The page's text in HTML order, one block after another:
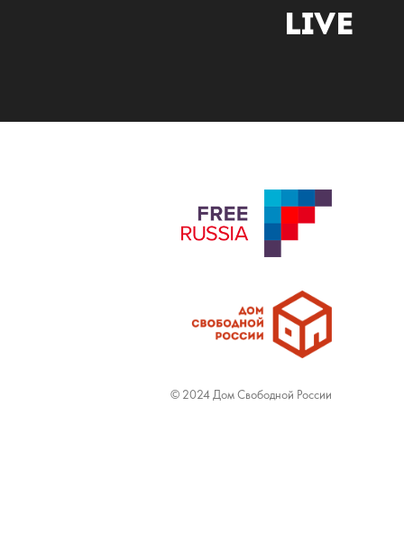
Live
© 2024 Дом Свободной России